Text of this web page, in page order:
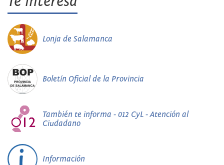
Lonja de Salamanca
Boletín Oficial de la Provincia
También te informa - 012 CyL - Atención al
Ciudadano
Información